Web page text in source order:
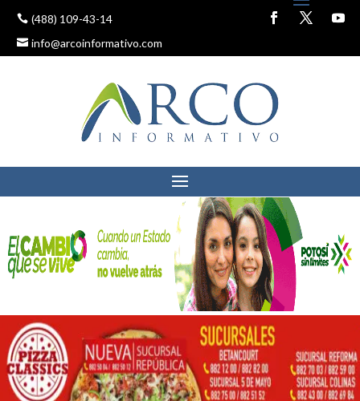
(488) 109-43-14
info@arcoinformativo.com
TODO LISTO PARA EL
TERCER MITOTE
CULTURAL
25 abril, 2017